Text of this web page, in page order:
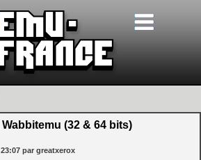
Wabbitemu (32 & 64 bits)
23:07 par greatxerox